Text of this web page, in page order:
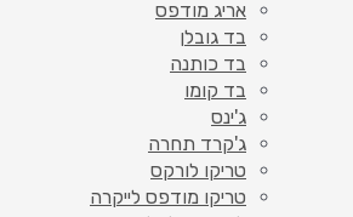
אריג מודפס
בד גובלן
בד כותנה
בד קומו
ג'ינס
ג'קרד תחרה
טריקו לורקס
טריקו מודפס לייקרה